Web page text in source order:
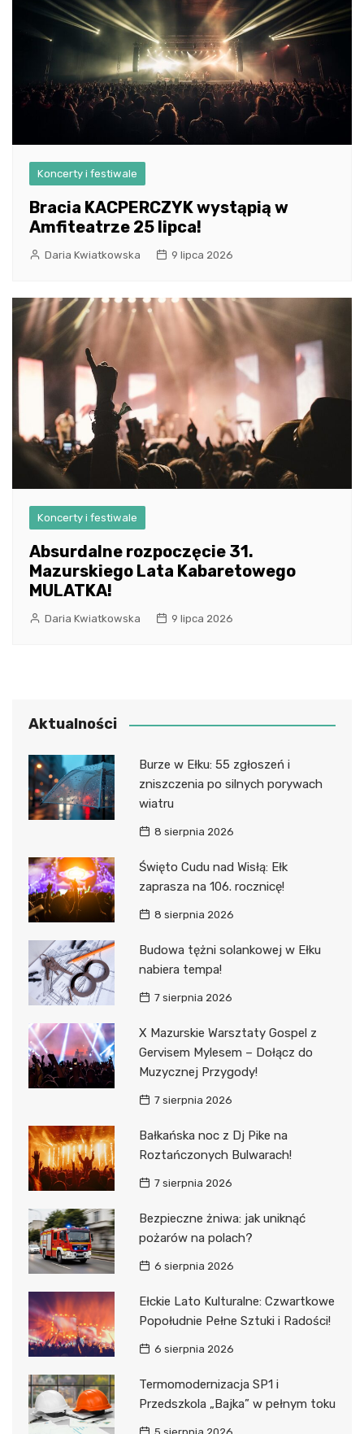
Koncerty i festiwale
Bracia KACPERCZYK wystąpią w
Amfiteatrze 25 lipca!
Daria Kwiatkowska 9 lipca 2026
Koncerty i festiwale
Absurdalne rozpoczęcie 31.
Mazurskiego Lata Kabaretowego
MULATKA!
Daria Kwiatkowska 9 lipca 2026
Aktualności
Burze w Ełku: 55 zgłoszeń i
zniszczenia po silnych porywach
wiatru
8 sierpnia 2026
Święto Cudu nad Wisłą: Ełk
zaprasza na 106. rocznicę!
8 sierpnia 2026
Budowa tężni solankowej w Ełku
nabiera tempa!
7 sierpnia 2026
X Mazurskie Warsztaty Gospel z
Gervisem Mylesem – Dołącz do
Muzycznej Przygody!
7 sierpnia 2026
Bałkańska noc z Dj Pike na
Roztańczonych Bulwarach!
7 sierpnia 2026
Bezpieczne żniwa: jak uniknąć
pożarów na polach?
6 sierpnia 2026
Ełckie Lato Kulturalne: Czwartkowe
Popołudnie Pełne Sztuki i Radości!
6 sierpnia 2026
Termomodernizacja SP1 i
Przedszkola „Bajka” w pełnym toku